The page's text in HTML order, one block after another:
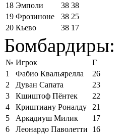
18 Эмполи 38 38
19 Фрозиноне 38 25
20 Кьево 38 17
Бомбардиры:
№ Игрок
Г
1
Фабио Квальярелла
26
2
Дуван Сапата
23
3
Кшиштоф Пёнтек
22
4
Криштиану Роналду
21
5
Аркадиуш Милик
17
6
Леонардо Паволетти
16